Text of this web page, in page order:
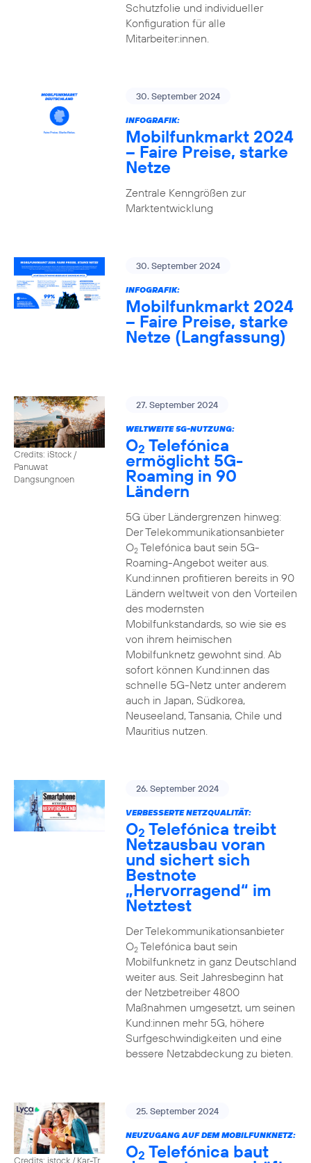
Schutzfolie und individueller
Konfiguration für alle
Mitarbeiter:innen.
30. September 2024
INFOGRAFIK:
Mobilfunkmarkt 2024
– Faire Preise, starke
Netze
Zentrale Kenngrößen zur
Marktentwicklung
30. September 2024
INFOGRAFIK:
Mobilfunkmarkt 2024
– Faire Preise, starke
Netze (Langfassung)
Credits: iStock /
Panuwat
Dangsungnoen
27. September 2024
WELTWEITE 5G-NUTZUNG:
O2 Telefónica
ermöglicht 5G-
Roaming in 90
Ländern
5G über Ländergrenzen hinweg:
Der Telekommunikationsanbieter
O2Telefónica baut sein 5G-
Roaming-Angebot weiter aus.
Kund:innen profitieren bereits in 90
Ländern weltweit von den Vorteilen
des modernsten
Mobilfunkstandards, so wie sie es
von ihrem heimischen
Mobilfunknetz gewohnt sind. Ab
sofort können Kund:innen das
schnelle 5G-Netz unter anderem
auch in Japan, Südkorea,
Neuseeland, Tansania, Chile und
Mauritius nutzen.
26. September 2024
VERBESSERTE NETZQUALITÄT:
O2 Telefónica treibt
Netzausbau voran
und sichert sich
Bestnote
„Hervorragend“ im
Netztest
Der Telekommunikationsanbieter
O2Telefónica baut sein
Mobilfunknetz in ganz Deutschland
weiter aus. Seit Jahresbeginn hat
der Netzbetreiber 4800
Maßnahmen umgesetzt, um seinen
Kund:innen mehr 5G, höhere
Surfgeschwindigkeiten und eine
bessere Netzabdeckung zu bieten.
Credits: istock / Kar-Tr
25. September 2024
NEUZUGANG AUF DEM MOBILFUNKNETZ:
O2 Telefónica baut